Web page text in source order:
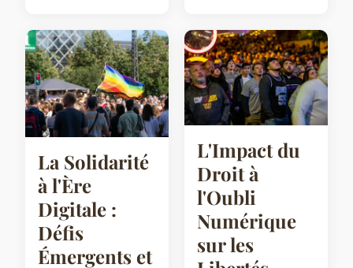
La Solidarité
à l'Ère
Digitale :
Défis
Émergents et
L'Impact du
Droit à
l'Oubli
Numérique
sur les